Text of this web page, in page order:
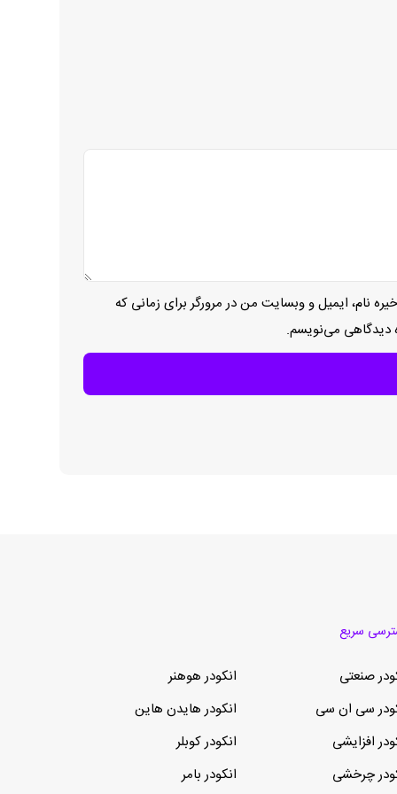
نام، ایمیل و وبسایت من در مرورگر برای زمانی که
دیدگاهی می‌نویسم.
سریع
صنعتی
سی ان سی
افزایشی
چرخشی
انکودر هوهنر
انکودر هایدن هاین
انکودر کوبلر
انکودر بامر